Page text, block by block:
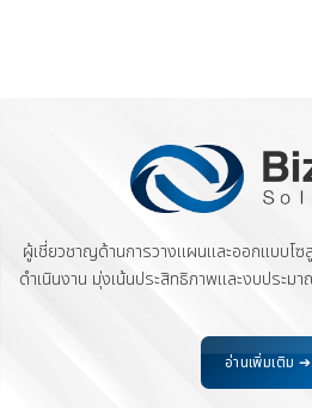
ผู้เชี่ยวชาญด้านการวางแผนและออกแบบโซ
ดำเนินงาน มุ่งเน้นประสิทธิภาพและงบประ
อ่านเพิ่มเติม ➔